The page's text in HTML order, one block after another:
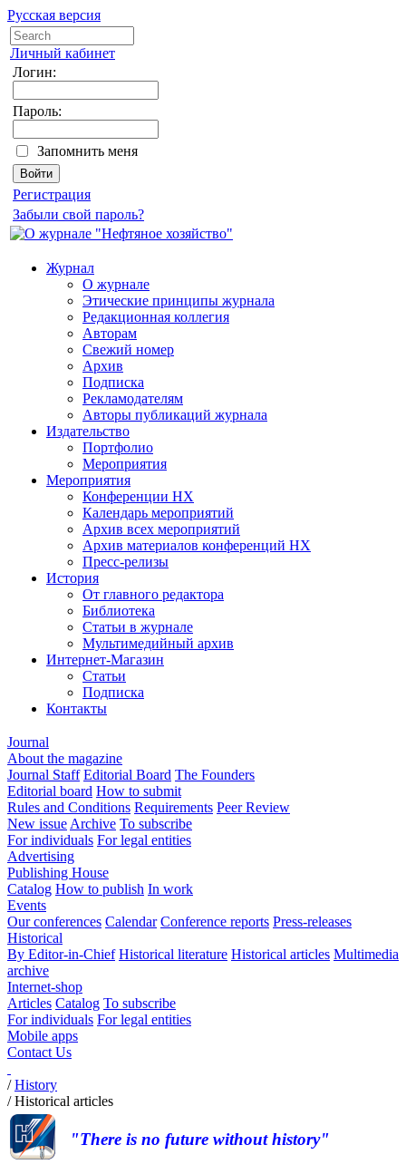
Русская версия
Личный кабинет
Логин:
Пароль:
Запомнить меня
Регистрация
Забыли свой пароль?
Журнал
О журнале
Этические принципы журнала
Редакционная коллегия
Авторам
Свежий номер
Архив
Подписка
Рекламодателям
Авторы публикаций журнала
Издательство
Портфолио
Мероприятия
Мероприятия
Конференции НХ
Календарь мероприятий
Архив всех мероприятий
Архив материалов конференций НХ
Пресс-релизы
История
От главного редактора
Библиотека
Статьи в журнале
Мультимедийный архив
Интернет-Магазин
Статьи
Подписка
Контакты
Journal
About the magazine
Journal Staff Editorial Board The Founders
Editorial board How to submit
Rules and Conditions Requirements Peer Review
New issue Archive To subscribe
For individuals For legal entities
Advertising
Publishing House
Catalog How to publish In work
Events
Our conferences Calendar Conference reports Press-releases
Historical
By Editor-in-Chief Historical literature Historical articles Multimedia
archive
Internet-shop
Articles Catalog To subscribe
For individuals For legal entities
Mobile apps
Contact Us
/History
/Historical articles
"There is no future without history"